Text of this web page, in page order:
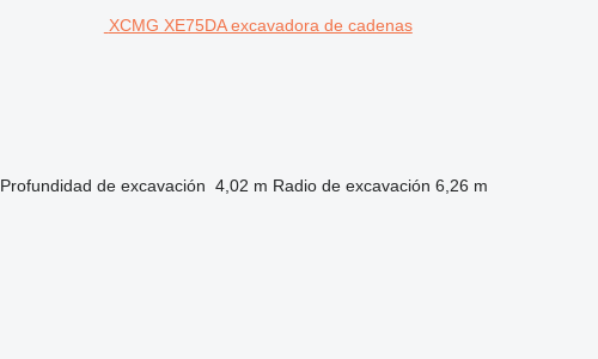
XCMG XE75DA excavadora de cadenas
Profundidad de excavación 4,02 m Radio de excavación 6,26 m